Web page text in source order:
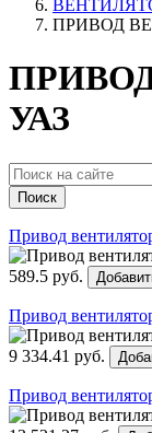
ПРИВОД
УАЗ
Поиск
Привод
589.5 руб.
Привод
9 334.41 руб.
Привод